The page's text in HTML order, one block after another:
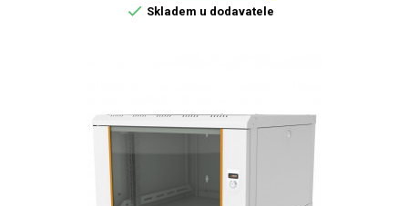
 Skladem u dodavatele